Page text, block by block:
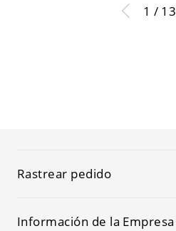
1 / 13
Rastrear pedido
Información de la Empresa